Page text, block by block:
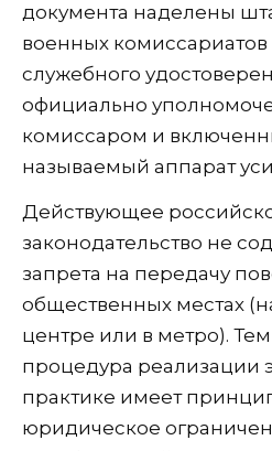
документа наделены
военных
служебного
официально
комиссаром и
называемый аппарат
Действующее
законодательство не
запрета на передачу
общественных местах
центре или в метро).
процедура реализации
практике имеет
юридическое